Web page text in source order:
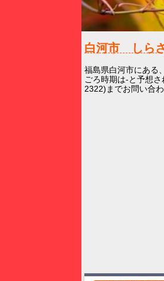
白河市 しら
福島県白河市にあ
ごろ時期は-と予想
2322)までお問い合わ